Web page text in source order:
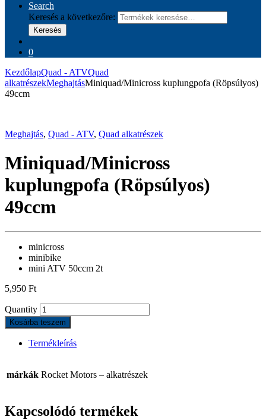
Search
Keresés a következőre:
Keresés
0
KezdőlapQuad - ATVQuad
alkatrészekMeghajtásMiniquad/Minicross kuplungpofa (Röpsúlyos)
49ccm
Meghajtás, Quad - ATV, Quad alkatrészek
Miniquad/Minicross
kuplungpofa (Röpsúlyos)
49ccm
minicross
minibike
mini ATV 50ccm 2t
5,950 Ft
Quantity
Kosárba teszem
Termékleírás
márkák Rocket Motors – alkatrészek
Kapcsolódó termékek